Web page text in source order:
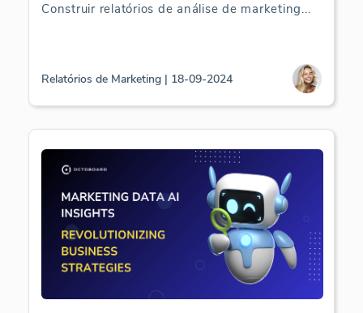
Construir relatórios de análise de marketing...
Relatórios de Marketing | 18-09-2024